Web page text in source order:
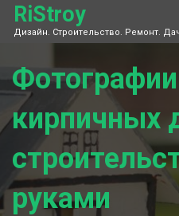
Skip
content
RiStroy
Дизайн. Строительство. Ремонт.
кирпичных
руками